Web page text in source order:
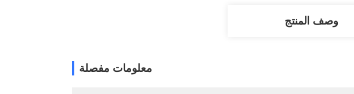
وصف المنتج
معلومات مفصلة